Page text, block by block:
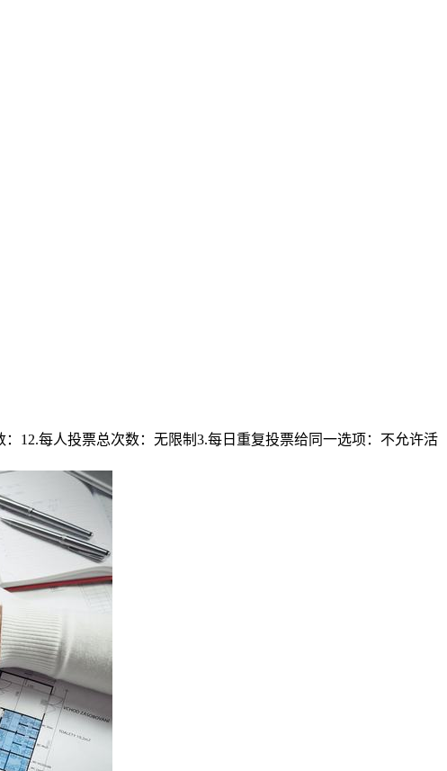
12.每人投票总次数：无限制3.每日重复投票给同一选项：不允许活